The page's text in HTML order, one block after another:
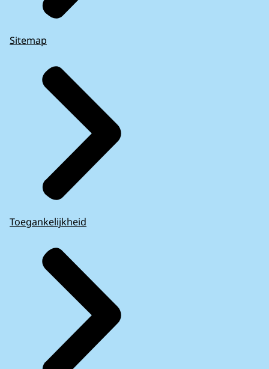
Sitemap
Toegankelijkheid